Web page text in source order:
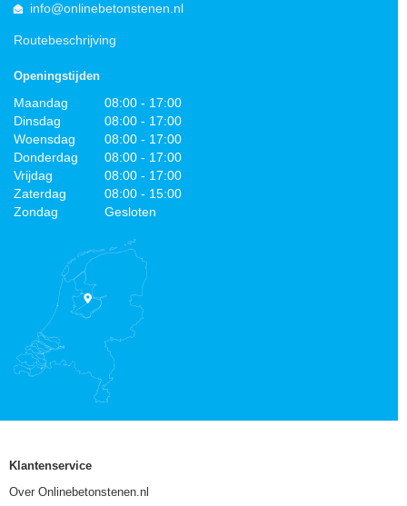
info@onlinebetonstenen.nl
Routebeschrijving
Openingstijden
Maandag
08:00 - 17:00
Dinsdag
08:00 - 17:00
Woensdag
08:00 - 17:00
Donderdag
08:00 - 17:00
Vrijdag
08:00 - 17:00
Zaterdag
08:00 - 15:00
Zondag
Gesloten
Klantenservice
Over Onlinebetonstenen.nl